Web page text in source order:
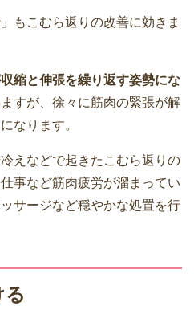
もこむら返りの改善に効きま
縮と伸張を繰り返す姿勢にな
すが、徐々に筋肉の緊張が解
なります。
えなどで起きたこむら返りの
事など筋肉疲労が溜まってい
サージなど穏やかな処置を行